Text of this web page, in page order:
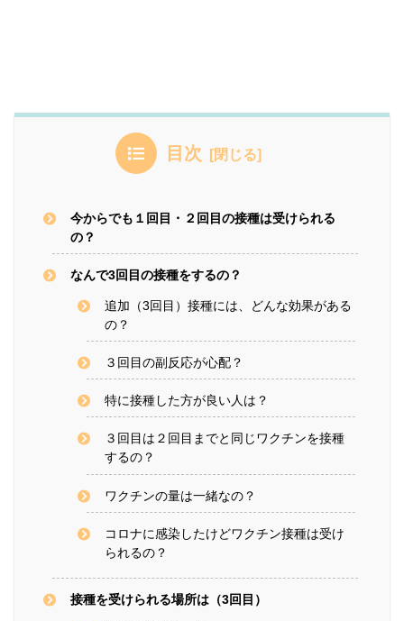
目次
今からでも１回目・２回目の接種は受けられる
の？
なんで3回目の接種をするの？
追加（3回目）接種には、どんな効果がある
の？
３回目の副反応が心配？
特に接種した方が良い人は？
３回目は２回目までと同じワクチンを接種
するの？
ワクチンの量は一緒なの？
コロナに感染したけどワクチン接種は受け
られるの？
接種を受けられる場所は（3回目）